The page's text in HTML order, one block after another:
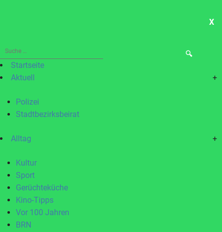
X
Suche
nach:Startseite
Aktuell
+
Polizei
Stadtbezirksbeirat
Alltag +
Kultur
Sport
Gerüchteküche
Kino-Tipps
Vor 100 Jahren
BRN